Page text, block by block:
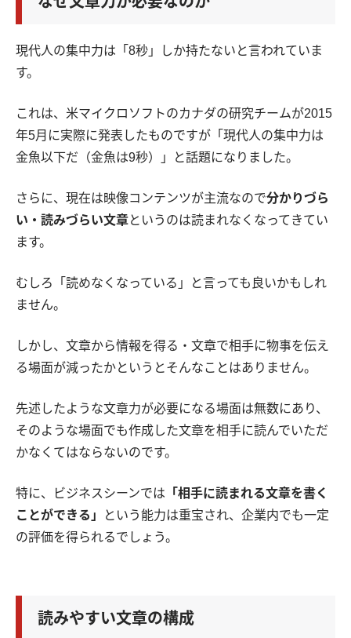
現代人の集中力は「8秒」しか持たないと言われていま
す。
これは、米マイクロソフトのカナダの研究チームが2015
年5月に実際に発表したものですが「現代人の集中力は
金魚以下だ（金魚は9秒）」と話題になりました。
さらに、現在は映像コンテンツが主流なので分かりづら
い・読みづらい文章というのは読まれなくなってきてい
ます。
むしろ「読めなくなっている」と言っても良いかもしれ
ません。
しかし、文章から情報を得る・文章で相手に物事を伝え
る場面が減ったかというとそんなことはありません。
先述したような文章力が必要になる場面は無数にあり、
そのような場面でも作成した文章を相手に読んでいただ
かなくてはならないのです。
特に、ビジネスシーンでは 「相手に読まれる文章を書く
ことができる」
という能力は重宝され、企業内でも一定
の評価を得られるでしょう。
読みやすい文章の構成